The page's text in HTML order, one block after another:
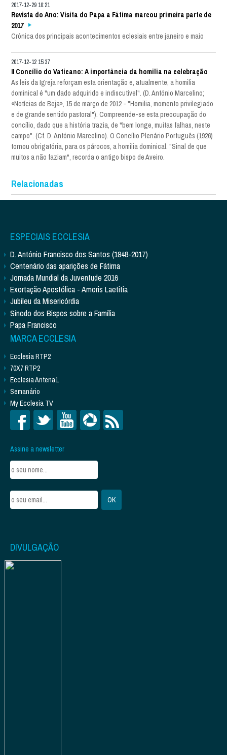
2017-12-29 10:21
Revista do Ano: Visita do Papa a Fátima marcou primeira parte de
2017
Crónica dos principais acontecimentos eclesiais entre janeiro e maio
2017-12-12 15:37
II Concílio do Vaticano: A importância da homilia na celebração
As leis da Igreja reforçam esta orientação e, atualmente, a homilia
dominical é "um dado adquirido e indiscutível". (D. António Marcelino;
«Notícias de Beja», 15 de março de 2012 - "Homilia, momento privilegiado
e de grande sentido pastoral"). Compreende-se esta preocupação do
concílio, dado que a história trazia, de "bem longe, muitas falhas, neste
campo". (Cf. D. António Marcelino). O Concílio Plenário Português (1926)
tornou obrigatória, para os párocos, a homilia dominical. "Sinal de que
muitos a não faziam", recorda o antigo bispo de Aveiro.
Relacionadas
ESPECIAIS ECCLESIA
D. António Francisco dos Santos (1948-2017)
Centenário das aparições de Fátima
Jornada Mundial da Juventude 2016
Exortação Apostólica - Amoris Laetitia
Jubileu da Misericórdia
Sínodo dos Bispos sobre a Família
Papa Francisco
MARCA ECCLESIA
Ecclesia RTP2
70X7 RTP2
Ecclesia Antena1
Semanário
My Ecclesia TV
Assine a newsletter
DIVULGAÇÃO